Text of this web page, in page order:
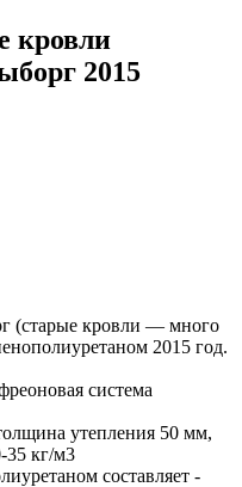
кровли
2015
(старые кровли — много
2015 год.
система
утепления 50 мм,
35 кг/м3
составляет -